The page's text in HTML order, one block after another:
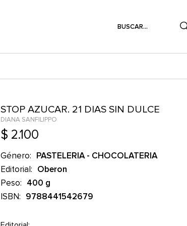
STOP AZUCAR. 21 DIAS SIN DULCE
DIANA SANFILIPPO
$ 2.100
Género: PASTELERIA - CHOCOLATERIA
Editorial: Oberon
Peso: 400 g
ISBN: 9788441542679